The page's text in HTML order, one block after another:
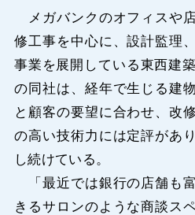
メガバンクのオフィスや
修工事を中心に、設計監理
事業を展開している東西建
の同社は、経年で生じる建
と顧客の要望に合わせ、改
の高い技術力には定評があ
し続けている。
「最近では銀行の店舗も
きるサロンのような商談ス